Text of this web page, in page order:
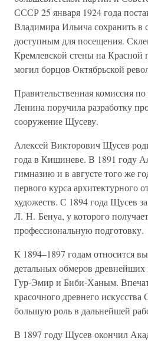
СССР 25 января 1924 года
Владимира Ильича сохранить в
доступным для посещения.
Кремлевской стены на Красной
могил борцов Октябрьской
Правительственная комиссия
Ленина поручила разработку
сооружение Щусеву.
Алексей Викторович Щусев
года в Кишиневе. В 1891 году
гимназию и в августе того же
первого курса архитектурного
художеств. С 1894 года Щусев
Л. Н. Бенуа, у которого
профессиональную подготовку.
К 1894–1897 годам относится
детальных обмеров
Гур-Эмир и Биби-Ханым.
красочного древнего
большую роль в дальнейшей
В 1897 году Щусев окончил